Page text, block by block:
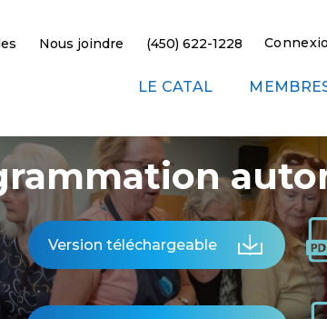
Nous joindre (450) 622-1228
LE CATAL
Version téléchargeable